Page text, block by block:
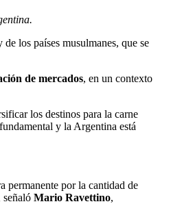
los países musulmanes, que se
de mercados, en un contexto
los destinos para la carne
y la Argentina está
permanente por la cantidad de
señaló Mario Ravettino,